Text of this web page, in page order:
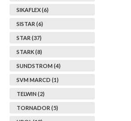
SIKAFLEX (6)
SISTAR (6)
STAR (37)
STARK (8)
SUNDSTROM (4)
SVM MARCD (1)
TELWIN (2)
TORNADOR (5)